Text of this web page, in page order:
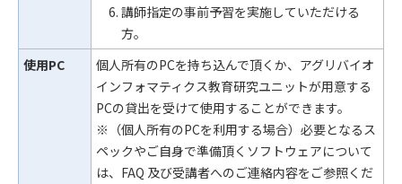
講師指定の事前予習を実施していただける
方。
使用PC
個人所有のPCを持ち込んで頂くか、アグリバイオ
インフォマティクス教育研究ユニットが用意する
PCの貸出を受けて使用することができます。
※（個人所有のPCを利用する場合）必要となるス
ペックやご自身で準備頂くソフトウェアについて
は、FAQ 及び受講者へのご連絡内容をご参照くだ